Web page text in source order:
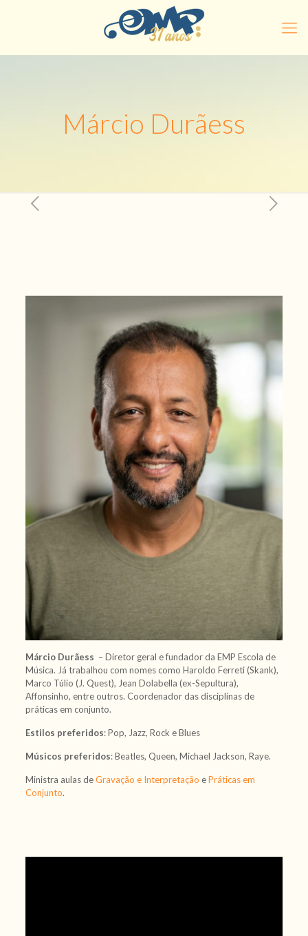
Márcio Durãess
Márcio Durãess – Diretor geral e fundador da EMP Escola de
Música. Já trabalhou com nomes como Haroldo Ferreti (Skank),
Marco Túlio (J. Quest), Jean Dolabella (ex-Sepultura),
Affonsinho, entre outros. Coordenador das disciplinas de
práticas em conjunto.
Estilos preferidos: Pop, Jazz, Rock e Blues
Músicos preferidos: Beatles, Queen, Michael Jackson, Raye.
Ministra aulas deGravação e Interpretação ePráticas em
Conjunto.